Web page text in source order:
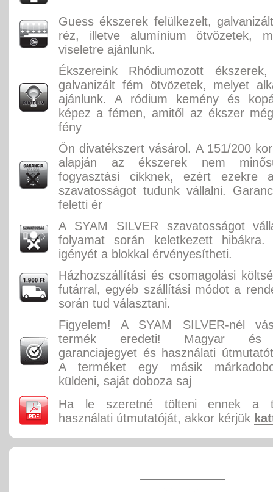
Guess ékszerek felülkezelt,
réz, illetve alumínium ötvözetek,
viseletre ajánlunk.
Ékszereink Rhódiumozott
galvanizált fém ötvözetek, melyet
ajánlunk. A ródium kemény és
képez a fémen, amitől az ékszer
fény
Ön divatékszert vásárol. A 151/200
alapján az ékszerek nem
fogyasztási cikknek, ezért ezekre
szavatosságot tudunk vállalni.
feletti ér
A SYAM SILVER szavatosságot
folyamat során keletkezett hibákra.
igényét a blokkal érvényesítheti.
Házhozszállítási és csomagolási
futárral, egyéb szállítási módot a
során tud választani.
Figyelem! A SYAM SILVER-nél
termék eredeti! Magyar és
garanciajegyet és használati
A terméket egy másik
küldeni, saját doboza saj
Ha le szeretné tölteni ennek a
használati útmutatóját, akkor kérjük